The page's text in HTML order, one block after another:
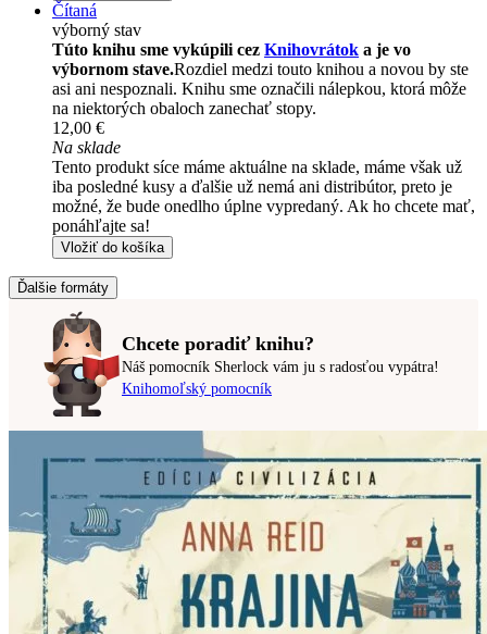
Čítaná
výborný stav
Túto knihu sme vykúpili cez Knihovrátok a je vo
výbornom stave.Rozdiel medzi touto knihou a novou by ste
asi ani nespoznali. Knihu sme označili nálepkou, ktorá môže
na niektorých obaloch zanechať stopy.
12,00 €
Na sklade
Tento produkt síce máme aktuálne na sklade, máme však už
iba posledné kusy a ďalšie už nemá ani distribútor, preto je
možné, že bude onedlho úplne vypredaný. Ak ho chcete mať,
ponáhľajte sa!
Vložiť do košíka
Ďalšie formáty
Chcete poradiť knihu?
Náš pomocník Sherlock vám ju s radosťou vypátra!
Knihomoľský pomocník